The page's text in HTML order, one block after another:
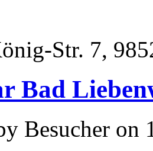
Str. 7,
Bad
Besucher on